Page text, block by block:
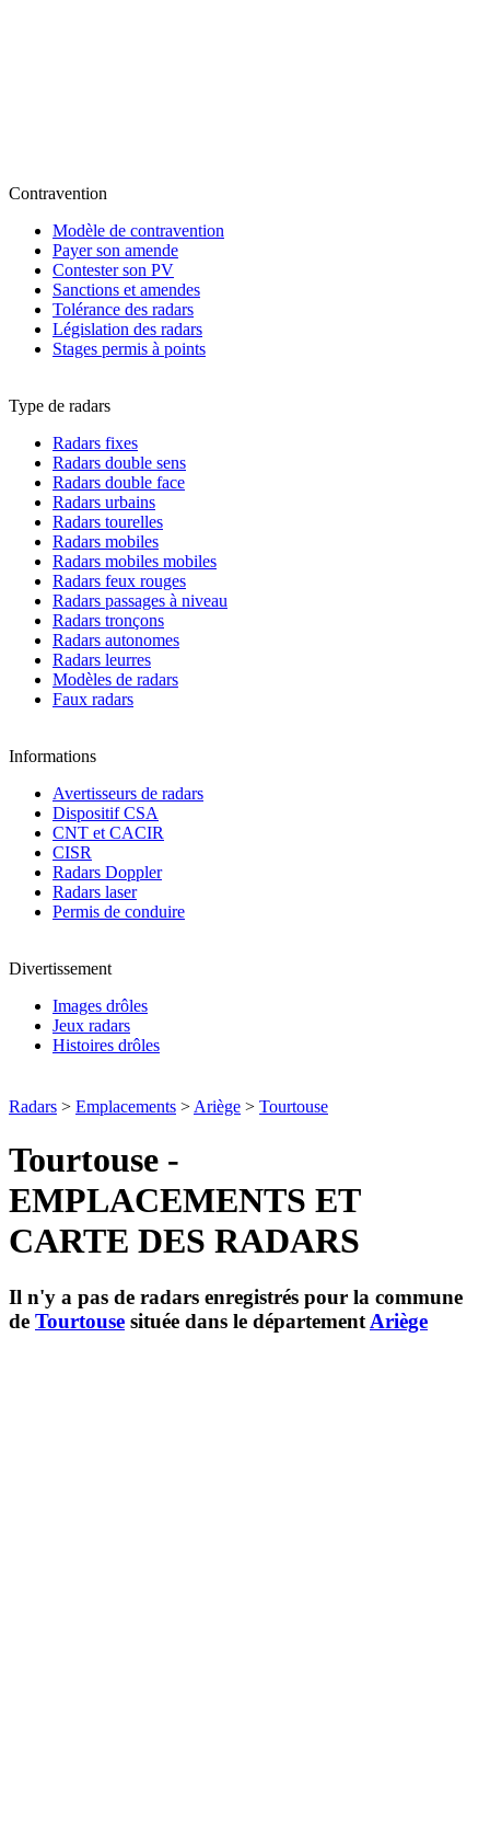
Contravention
Modèle de contravention
Payer son amende
Contester son PV
Sanctions et amendes
Tolérance des radars
Législation des radars
Stages permis à points
Type de radars
Radars fixes
Radars double sens
Radars double face
Radars urbains
Radars tourelles
Radars mobiles
Radars mobiles mobiles
Radars feux rouges
Radars passages à niveau
Radars tronçons
Radars autonomes
Radars leurres
Modèles de radars
Faux radars
Informations
Avertisseurs de radars
Dispositif CSA
CNT et CACIR
CISR
Radars Doppler
Radars laser
Permis de conduire
Divertissement
Images drôles
Jeux radars
Histoires drôles
Radars > Emplacements > Ariège > Tourtouse
Tourtouse -
EMPLACEMENTS ET
CARTE DES RADARS
Il n'y a pas de radars enregistrés pour la commune
de Tourtouse située dans le département Ariège